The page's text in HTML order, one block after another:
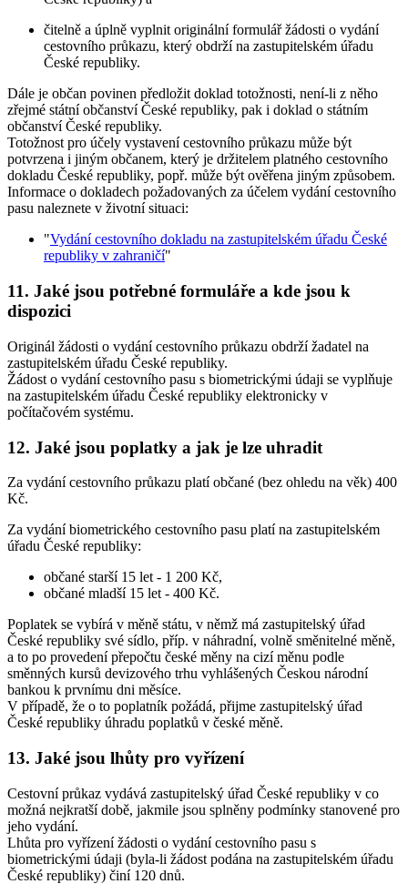
čitelně a úplně vyplnit originální formulář žádosti o vydání
cestovního průkazu, který obdrží na zastupitelském úřadu
České republiky.
Dále je občan povinen předložit doklad totožnosti, není-li z něho
zřejmé státní občanství České republiky, pak i doklad o státním
občanství České republiky.
Totožnost pro účely vystavení cestovního průkazu může být
potvrzena i jiným občanem, který je držitelem platného cestovního
dokladu České republiky, popř. může být ověřena jiným způsobem.
Informace o dokladech požadovaných za účelem vydání cestovního
pasu naleznete v životní situaci:
"Vydání cestovního dokladu na zastupitelském úřadu České
republiky v zahraničí"
11. Jaké jsou potřebné formuláře a kde jsou k
dispozici
Originál žádosti o vydání cestovního průkazu obdrží žadatel na
zastupitelském úřadu České republiky.
Žádost o vydání cestovního pasu s biometrickými údaji se vyplňuje
na zastupitelském úřadu České republiky elektronicky v
počítačovém systému.
12. Jaké jsou poplatky a jak je lze uhradit
Za vydání cestovního průkazu platí občané (bez ohledu na věk) 400
Kč.
Za vydání biometrického cestovního pasu platí na zastupitelském
úřadu České republiky:
občané starší 15 let - 1 200 Kč,
občané mladší 15 let - 400 Kč.
Poplatek se vybírá v měně státu, v němž má zastupitelský úřad
České republiky své sídlo, příp. v náhradní, volně směnitelné měně,
a to po provedení přepočtu české měny na cizí měnu podle
směnných kursů devizového trhu vyhlášených Českou národní
bankou k prvnímu dni měsíce.
V případě, že o to poplatník požádá, přijme zastupitelský úřad
České republiky úhradu poplatků v české měně.
13. Jaké jsou lhůty pro vyřízení
Cestovní průkaz vydává zastupitelský úřad České republiky v co
možná nejkratší době, jakmile jsou splněny podmínky stanovené pro
jeho vydání.
Lhůta pro vyřízení žádosti o vydání cestovního pasu s
biometrickými údaji (byla-li žádost podána na zastupitelském úřadu
České republiky) činí 120 dnů.